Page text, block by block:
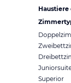
Haustiere
Superior